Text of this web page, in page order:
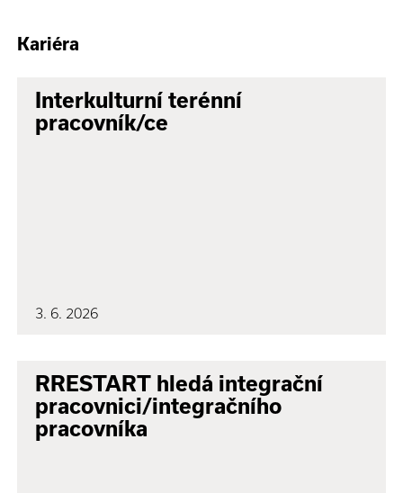
Kariéra
Interkulturní terénní
pracovník/ce
3. 6. 2026
RRESTART hledá integrační
pracovnici/integračního
pracovníka